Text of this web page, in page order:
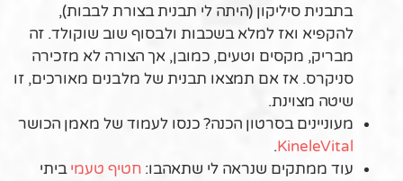
בתבנית סיליקון (היתה לי תבנית בצורת לבבות),
להקפיא ואז למלא בשכבות ולבסוף שוב שוקולד. זה
מבריק, מקסים וטעים, כמובן, אך הצורה לא מזכירה
סניקרס. אז אם תמצאו תבנית של מלבנים מאורכים, זו
שיטה מצוינת.
מעוניינים בסרטון הכנה? כנסו לעמוד של מאמן הכושר
KineleVital
.
עוד ממתקים שנראה לי שתאהבו: חטיף טעמיביתי